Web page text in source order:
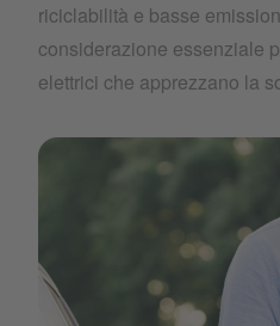
riciclabilità e basse
considerazione essenziale
elettrici che apprezzano la